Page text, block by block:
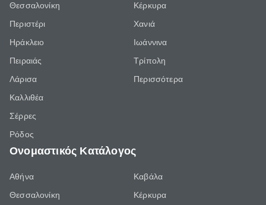
Θεσσαλονίκη
Περιστέρι
Ηράκλειο
Πειραιάς
Λάρισα
Καλλιθέα
Σέρρες
Ρόδος
Κέρκυρα
Χανιά
Ιωάννινα
Τρίπολη
Περισσότερα
Ονομαστικός Κατάλογος
Αθήνα
Θεσσαλονίκη
Καβάλα
Κέρκυρα